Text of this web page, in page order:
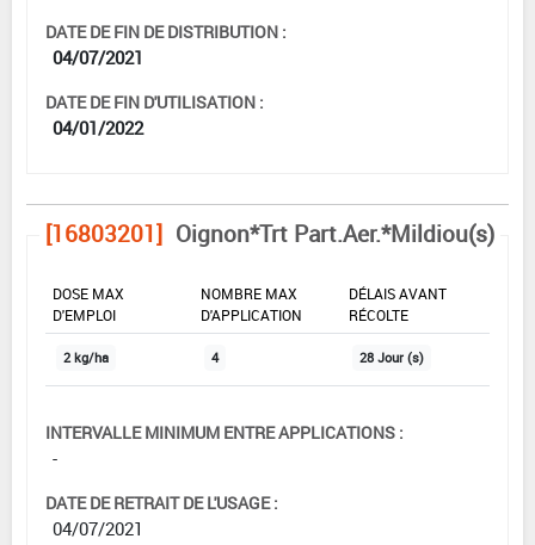
DATE DE FIN DE DISTRIBUTION :
04/07/2021
DATE DE FIN D'UTILISATION :
04/01/2022
[16803201] Oignon*Trt Part.Aer.*Mildiou(s)
DOSE MAX
D'EMPLOI
NOMBRE MAX
D'APPLICATION
DÉLAIS AVANT
RÉCOLTE
2 kg/ha 4 28 Jour (s)
INTERVALLE MINIMUM ENTRE APPLICATIONS :
-
DATE DE RETRAIT DE L'USAGE :
04/07/2021